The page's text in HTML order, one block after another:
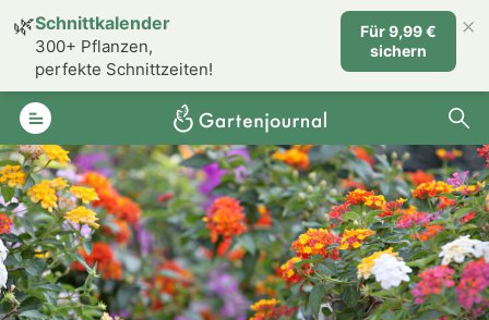
🌿Schnittkalender
300+ Pflanzen,
perfekte Schnittzeiten!
Für 9,99 €
sichern
×